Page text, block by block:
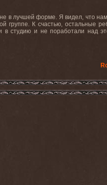
в лучшей форме. Я видел, что
группе. К счастью, остальные
студию и не поработали над